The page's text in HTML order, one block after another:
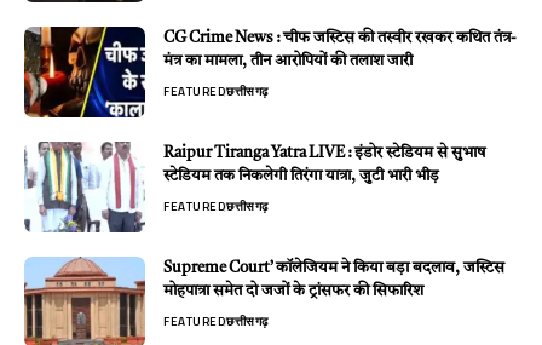
CG Crime News : चीफ जस्टिस की तस्वीर रखकर कथित तंत्र-
मंत्र का मामला, तीन आरोपियों की तलाश जारी
FEATUREDछत्तीसगढ़
Raipur Tiranga Yatra LIVE : इंडोर स्टेडियम से सुभाष
स्टेडियम तक निकलेगी तिरंगा यात्रा, जुटी भारी भीड़
FEATUREDछत्तीसगढ़
Supreme Court’ कॉलेजियम ने किया बड़ा बदलाव, जस्टिस
मोहपात्रा समेत दो जजों के ट्रांसफर की सिफारिश
FEATUREDछत्तीसगढ़